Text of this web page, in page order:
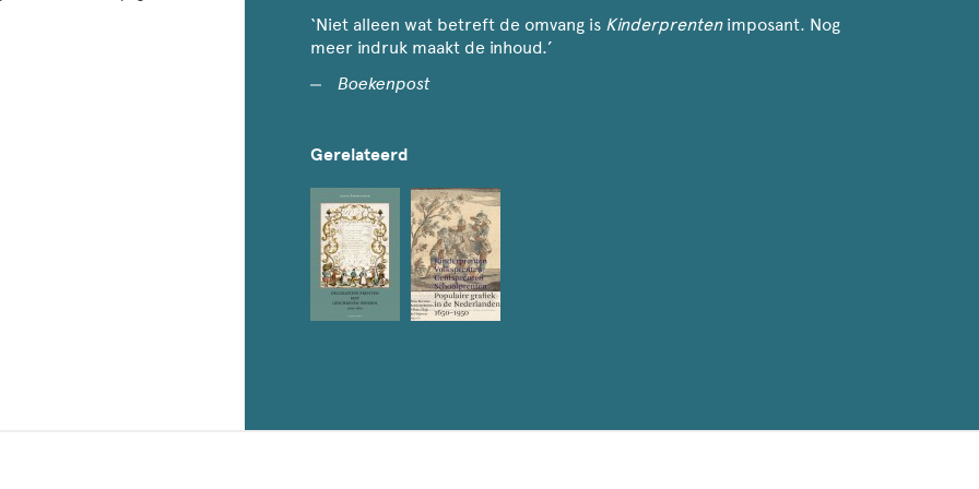
‘Niet alleen wat betreft de omvang is Kinderprentenimposant. Nog
meer indruk maakt de inhoud.’
Boekenpost
Gerelateerd